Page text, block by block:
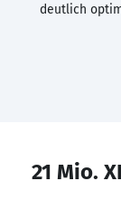
deutlich
21 Mio.